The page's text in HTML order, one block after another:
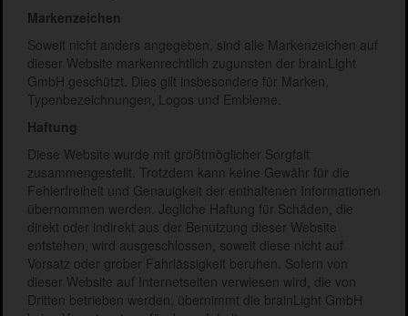
Markenzeichen
Soweit nicht anders angegeben, sind alle Markenzeichen auf
dieser Website markenrechtlich zugunsten der brainLight
GmbH geschützt. Dies gilt insbesondere für Marken,
Typenbezeichnungen, Logos und Embleme.
Haftung
Diese Website wurde mit größtmöglicher Sorgfalt
zusammengestellt. Trotzdem kann keine Gewähr für die
Fehlerfreiheit und Genauigkeit der enthaltenen Informationen
übernommen werden. Jegliche Haftung für Schäden, die
direkt oder indirekt aus der Benutzung dieser Website
entstehen, wird ausgeschlossen, soweit diese nicht auf
Vorsatz oder grober Fahrlässigkeit beruhen. Sofern von
dieser Website auf Internetseiten verwiesen wird, die von
Dritten betrieben werden, übernimmt die brainLight GmbH